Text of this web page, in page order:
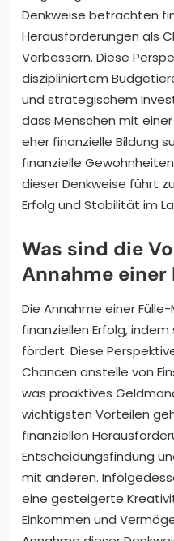
Denkweise betrachten
Herausforderungen als
Verbessern. Diese
diszipliniertem
und strategischem
dass Menschen mit
eher finanzielle Bildung
finanzielle
dieser Denkweise führt
Erfolg und Stabilität im
Was sind die
Annahme
Die Annahme einer
finanziellen Erfolg,
fördert. Diese
Chancen anstelle von
was proaktives
wichtigsten Vorteilen
finanziellen
Entscheidungsfindung
mit anderen.
eine gesteigerte
Einkommen und